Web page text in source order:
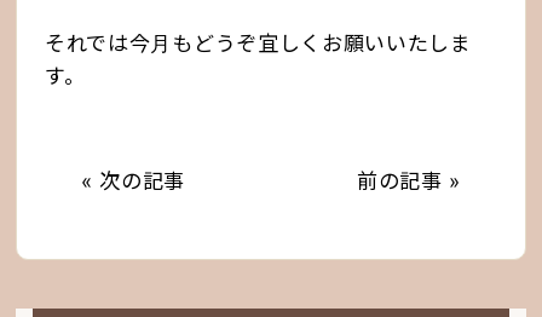
それでは今月もどうぞ宜しくお願いいたしま
す。
« 次の記事 前の記事 »